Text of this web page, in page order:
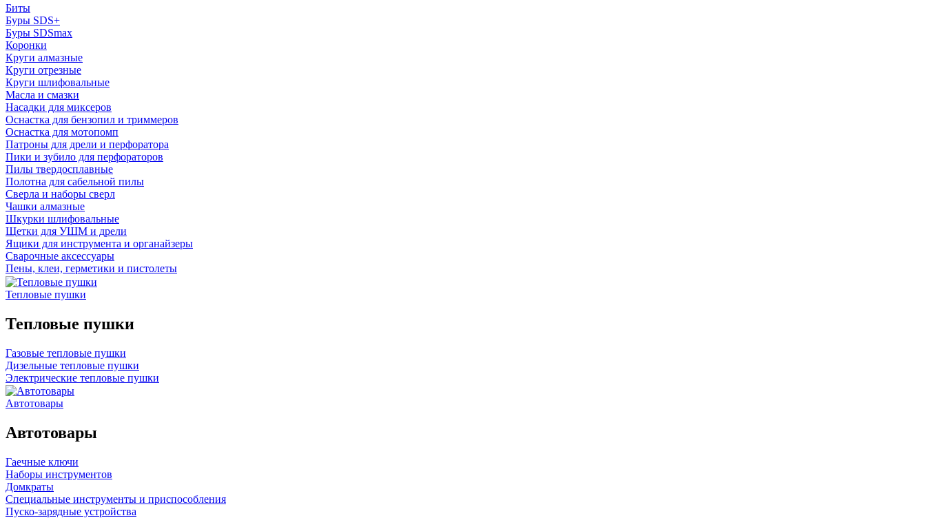
Биты
Буры SDS+
Буры SDSmax
Коронки
Круги алмазные
Круги отрезные
Круги шлифовальные
Масла и смазки
Насадки для миксеров
Оснастка для бензопил и триммеров
Оснастка для мотопомп
Патроны для дрели и перфоратора
Пики и зубило для перфораторов
Пилы твердосплавные
Полотна для сабельной пилы
Сверла и наборы сверл
Чашки алмазные
Шкурки шлифовальные
Щетки для УШМ и дрели
Ящики для инструмента и органайзеры
Сварочные аксессуары
Пены, клеи, герметики и пистолеты
Тепловые пушки
Тепловые пушки
Газовые тепловые пушки
Дизельные тепловые пушки
Электрические тепловые пушки
Автотовары
Автотовары
Гаечные ключи
Наборы инструментов
Домкраты
Специальные инструменты и приспособления
Пуско-зарядные устройства